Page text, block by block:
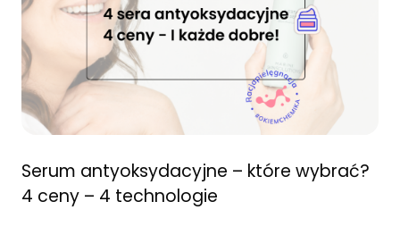
Serum antyoksydacyjne – które wybrać?
4 ceny – 4 technologie